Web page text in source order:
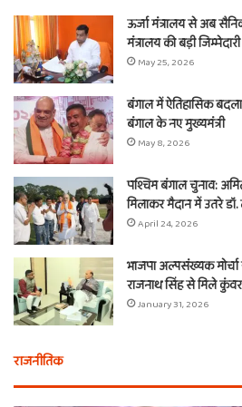
ऊर्जा मंत्रालय से अब
मंत्रालय की बड़ी जिम्मेदारी
May 25, 2026
बंगाल में ऐतिहासिक
बंगाल के नए मुख्यमंत्री
May 8, 2026
पश्चिम बंगाल चुनाव:
मिलाकर मैदान में उतरे
April 24, 2026
भाजपा अल्पसंख्यक मोर्चा
राजनाथ सिंह से मिले
January 31, 2026
राजनीतिक